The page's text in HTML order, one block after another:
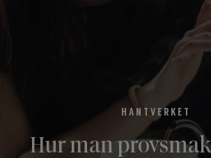
HANTVERKET
Hur man